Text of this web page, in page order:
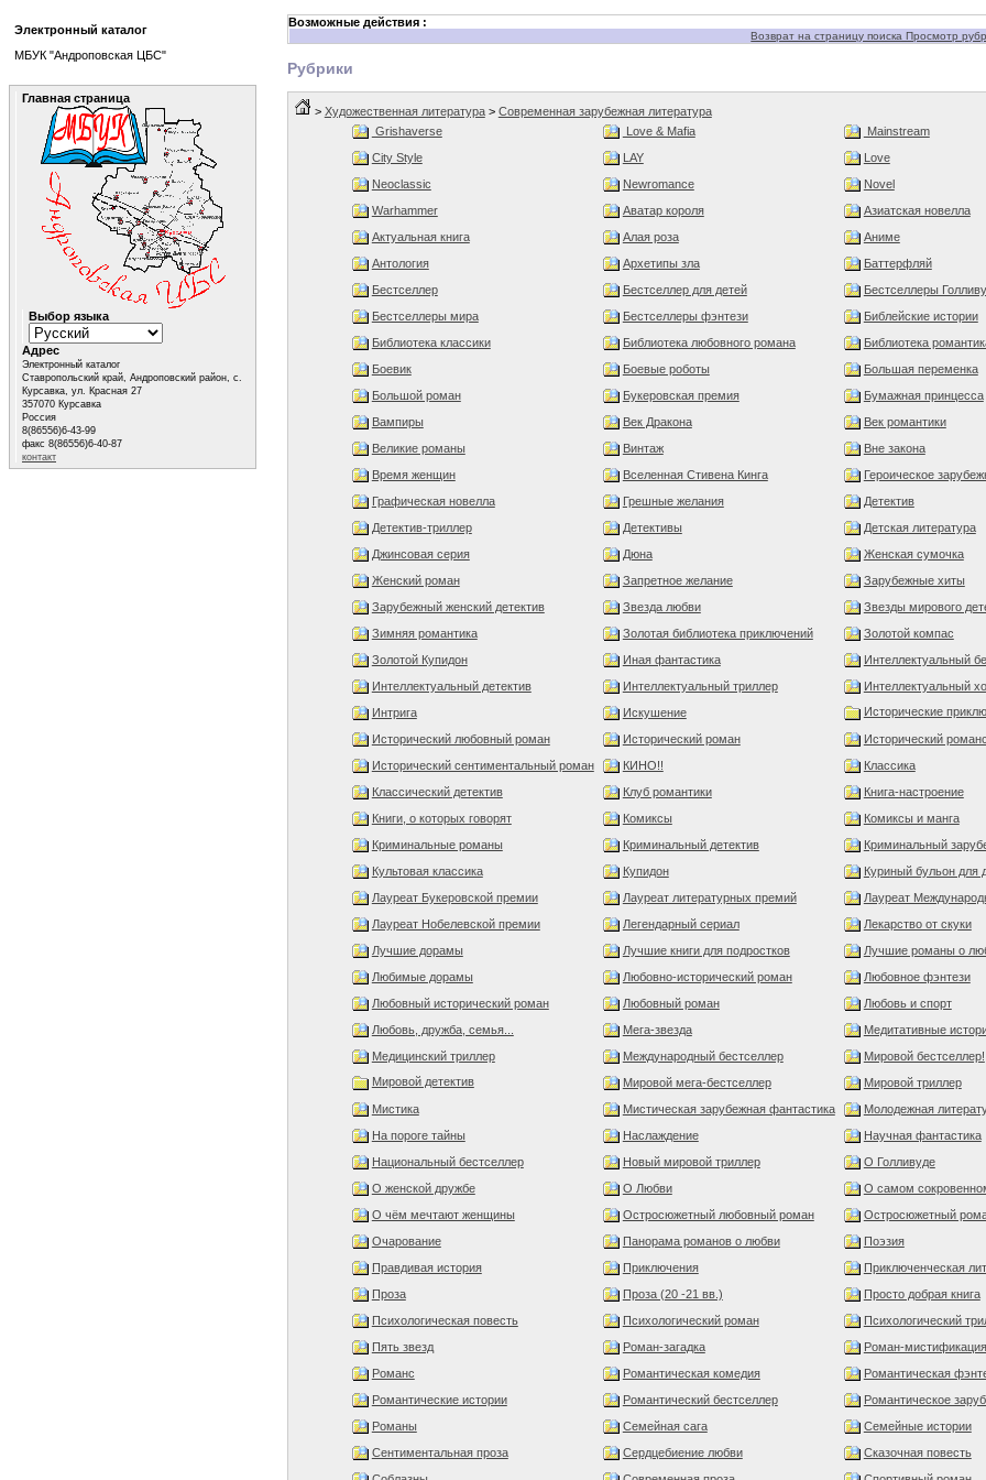
Возможные действия :
Возврат на страницу поиска Просмотр
Рубрики
> Художественная литература> Современная зарубежная литература
Grishaverse
Love & Mafia
Mainstream
City Style
LAY
Love
Neoclassic
Newromance
Novel
Warhammer
Аватар короля
Азиатская новелла
Актуальная книга
Алая роза
Аниме
Антология
Архетипы зла
Баттерфляй
Бестселлер
Бестселлер для детей
Бестселлеры
Бестселлеры мира
Бестселлеры фэнтези
Библейские истории
Библиотека классики
Библиотека любовного романа
Библиотека
Боевик
Боевые роботы
Большая переменка
Большой роман
Букеровская премия
Бумажная принцесса
Вампиры
Век Дракона
Век романтики
Великие романы
Винтаж
Вне закона
Время женщин
Вселенная Стивена Кинга
Героическое
Графическая новелла
Грешные желания
Детектив
Детектив-триллер
Детективы
Детская литература
Джинсовая серия
Дюна
Женская сумочка
Женский роман
Запретное желание
Зарубежные хиты
Зарубежный женский детектив
Звезда любви
Звезды мирового
Зимняя романтика
Золотая библиотека приключений
Золотой компас
Золотой Купидон
Иная фантастика
Интеллектуальный
Интеллектуальный детектив
Интеллектуальный триллер
Интеллектуальный
Интрига
Искушение Исторические
Исторический любовный роман Исторический роман
Исторический романс
Исторический сентиментальный роман
КИНО!!
Классика
Классический детектив
Клуб романтики
Книга-настроение
Книги, о которых говорят
Комиксы
Комиксы и манга
Криминальные романы
Криминальный детектив
Криминальный
Культовая классика
Купидон
Куриный бульон для
Лауреат Букеровской премии
Лауреат литературных премий
Лауреат
Лауреат Нобелевской премии
Легендарный сериал
Лекарство от скуки
Лучшие дорамы
Лучшие книги для подростков
Лучшие романы о
Любимые дорамы
Любовно-исторический роман
Любовное фэнтези
Любовный исторический роман
Любовный роман
Любовь и спорт
Любовь, дружба, семья...
Мега-звезда
Медитативные
Медицинский триллер
Международный бестселлер
Мировой бестселлер!
Мировой детектив
Мировой мега-бестселлер
Мировой триллер
Мистика
Мистическая зарубежная фантастика
Молодежная
На пороге тайны
Наслаждение
Научная фантастика
Национальный бестселлер
Новый мировой триллер
О Голливуде
О женской дружбе
О Любви
О самом
О чём мечтают женщины
Остросюжетный любовный роман
Остросюжетный
Очарование
Панорама романов о любви
Поэзия
Правдивая история
Приключения
Приключенческая
Проза
Проза (20 -21 вв.)
Просто добрая книга
Психологическая повесть
Психологический роман
Психологический
Пять звезд
Роман-загадка
Роман-мистификация
Романс
Романтическая комедия
Романтическая
Романтические истории
Романтический бестселлер
Романтическое
Романы
Семейная сага
Семейные истории
Сентиментальная проза
Сердцебиение любви
Сказочная повесть
Электронный каталог
МБУК "Андроповская ЦБС"
Главная страница
Выбор языка
Адрес
Электронный каталог
Ставропольский край, Андроповский район, с.
Курсавка, ул. Красная 27
357070 Курсавка
Россия
8(86556)6-43-99
факс 8(86556)6-40-87
контакт